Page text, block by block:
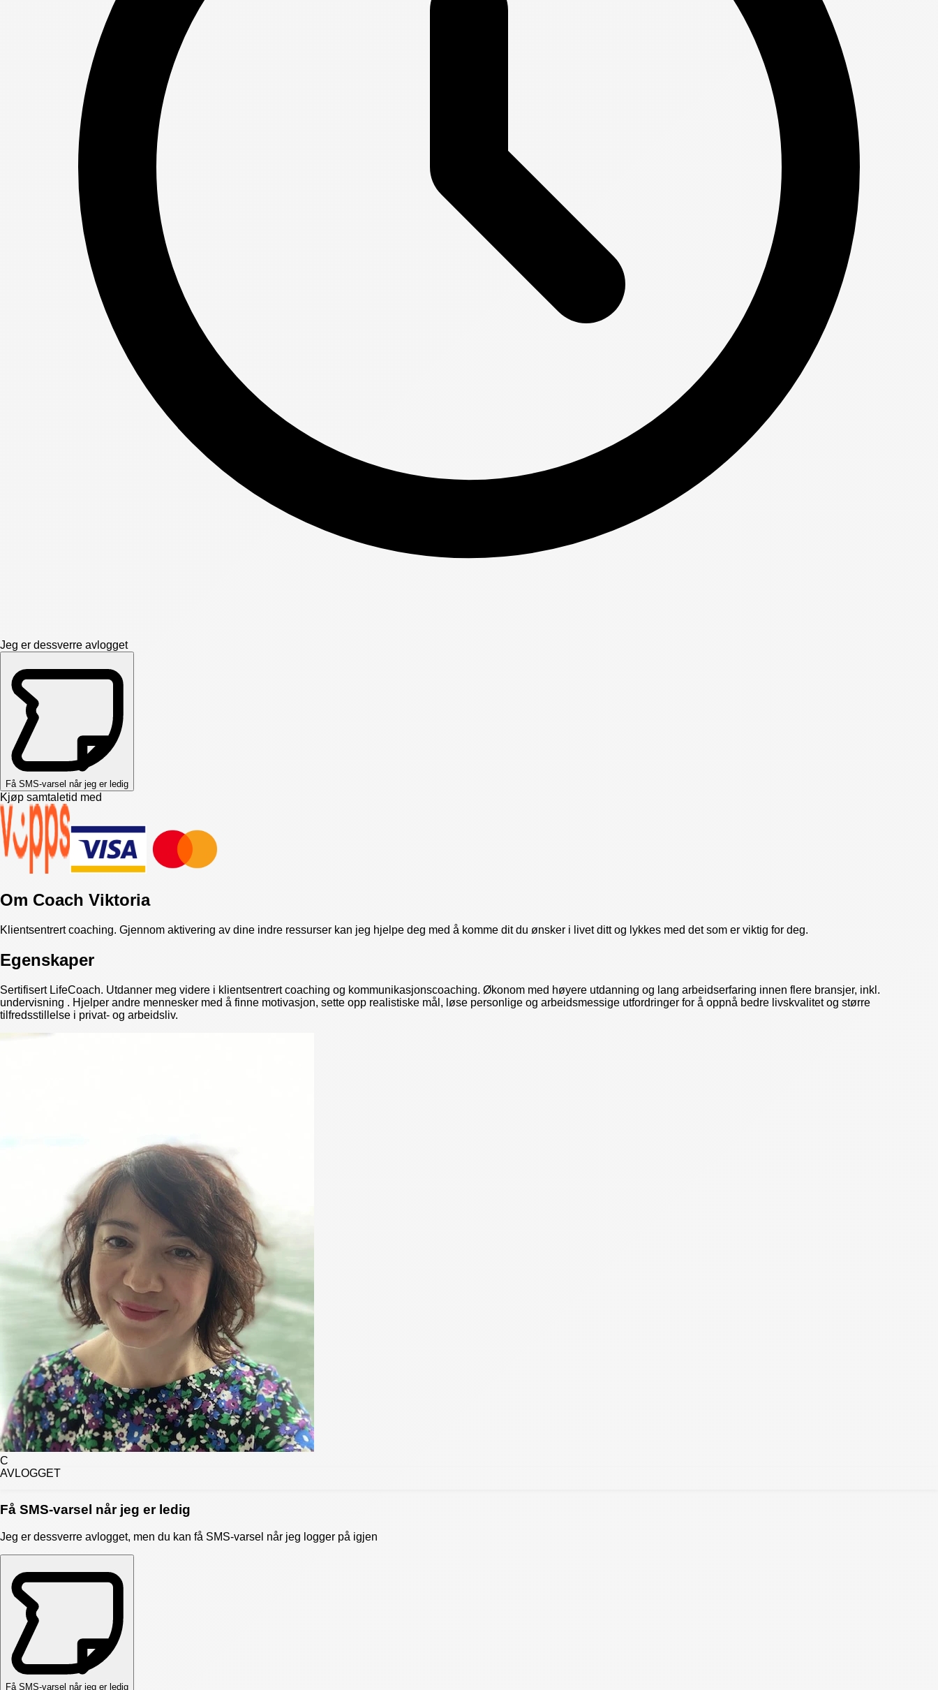
Jeg er dessverre avlogget
Få SMS-varsel når jeg er ledig
Kjøp samtaletid med
Om Coach Viktoria
Klientsentrert coaching. Gjennom aktivering av dine indre ressurser kan jeg hjelpe deg med å komme dit du ønsker i livet ditt og lykkes med det som er viktig for deg.
Egenskaper
Sertifisert LifeCoach. Utdanner meg videre i klientsentrert coaching og kommunikasjonscoaching. Økonom med høyere utdanning og lang arbeidserfaring innen flere bransjer, inkl.
undervisning . Hjelper andre mennesker med å finne motivasjon, sette opp realistiske mål, løse personlige og arbeidsmessige utfordringer for å oppnå bedre livskvalitet og større
tilfredsstillelse i privat- og arbeidsliv.
C
AVLOGGET
Få SMS-varsel når jeg er ledig
Jeg er dessverre avlogget, men du kan få SMS-varsel når jeg logger på igjen
Få SMS-varsel når jeg er ledig